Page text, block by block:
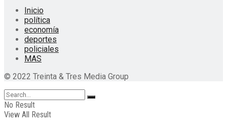
Inicio
política
economía
deportes
policiales
MAS
© 2022 Treinta & Tres Media Group
No Result
View All Result